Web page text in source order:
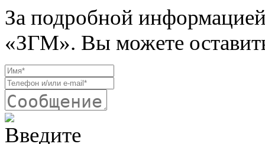
За подробной
«ЗГМ». Вы можете